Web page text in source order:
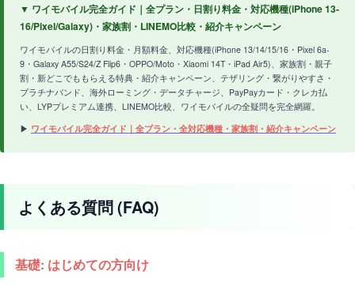
▼ ワイモバイル完全ガイド｜全プラン・日割り料金・対応機種(iPhone 13-
16/Pixel/Galaxy)・家族割・LINEMO比較・紹介キャンペーン
ワイモバイルの日割り料金・月額料金、対応機種(iPhone 13/14/15/16・Pixel 6a-
9・Galaxy A55/S24/Z Flip6・OPPO/Moto・Xiaomi 14T・iPad Air5)、家族割・親子
割・新どこでももらえる特典・紹介キャンペーン、テザリング・繋がりやすさ・
プラチナバンド、海外ローミング・データチャージ、PayPayカード・クレカ払
い、LYPプレミアム連携、LINEMO比較、ワイモバイルの全疑問を完全網羅。
▶ ワイモバイル完全ガイド｜全プラン・全対応機種・家族割・紹介キャンペーン
よくある質問 (FAQ)
基礎: はじめての方向け